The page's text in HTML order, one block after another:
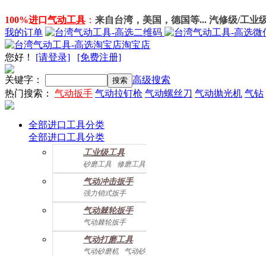
100%进口 气动工具 ： 来自台湾，美国，德国等... 汽修级/工业
我的订单
淘宝店
您好 ！ [请登录] [免费注册]
关键字：
高级搜索
热门搜索： 气动扳手 气动拉钉枪 气动螺丝刀 气动抛光机 气钻
全部进口工具分类
全部进口工具分类
工业级工具
砂磨工具
修磨工具
建筑工具 气动螺丝起子
气动配件
气动冲击扳手
强力销式扳手
双鎚打式扳手
双环锤打式扳手
强力冲击扳手
迷你冲击扳手
直角式冲击扭力扳手
气动棘轮扳手
气动棘轮扳手
迷你棘轮扳手
气动打磨工具
气动砂磨机
气动砂带机